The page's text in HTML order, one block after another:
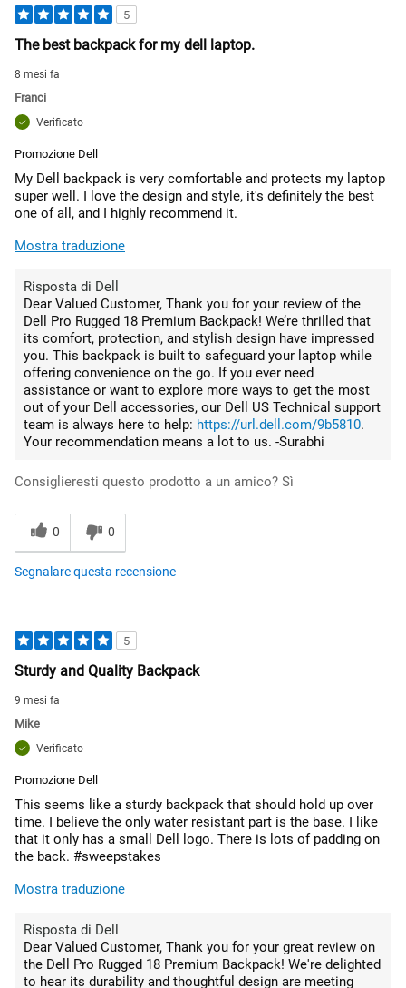
5
The best backpack for my dell laptop.
8 mesi fa
Franci
Verificato
Promozione Dell
My Dell backpack is very comfortable and protects my laptop
super well. I love the design and style, it's definitely the best
one of all, and I highly recommend it.
Mostra traduzione
Risposta di Dell
Dear Valued Customer, Thank you for your review of the
Dell Pro Rugged 18 Premium Backpack! We’re thrilled that
its comfort, protection, and stylish design have impressed
you. This backpack is built to safeguard your laptop while
offering convenience on the go. If you ever need
assistance or want to explore more ways to get the most
out of your Dell accessories, our Dell US Technical support
team is always here to help: https://url.dell.com/9b5810.
Your recommendation means a lot to us. -Surabhi
Consiglieresti questo prodotto a un amico? Sì
0 0
Segnalare questa recensione
5
Sturdy and Quality Backpack
9 mesi fa
Mike
Verificato
Promozione Dell
This seems like a sturdy backpack that should hold up over
time. I believe the only water resistant part is the base. I like
that it only has a small Dell logo. There is lots of padding on
the back. #sweepstakes
Mostra traduzione
Risposta di Dell
Dear Valued Customer, Thank you for your great review on
the Dell Pro Rugged 18 Premium Backpack! We're delighted
to hear its durability and thoughtful design are meeting